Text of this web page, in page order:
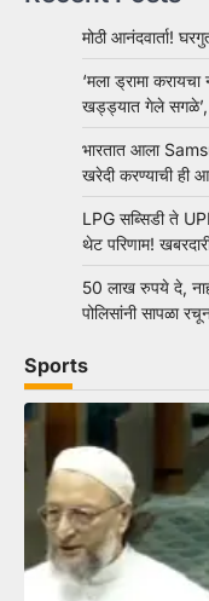
मोठी आनंदवार्ता!
‘मला ड्रामा
खड्ड्यात गेले सगळे’,
भारतात आला
खरेदी करण्याची ही
LPG सब्सिडी ते
थेट परिणाम!
50 लाख रुपये दे,
पोलिसांनी सापळा
Sports